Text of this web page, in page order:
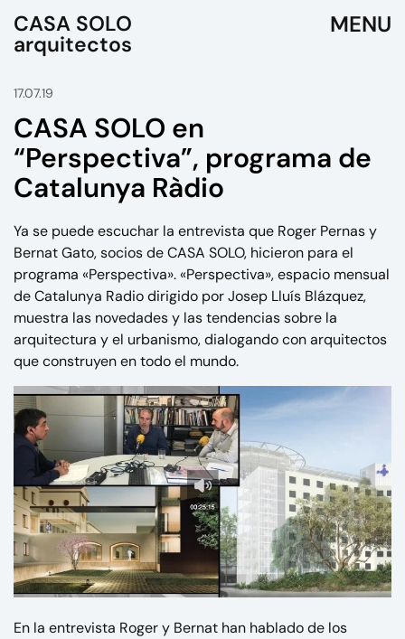
CASA SOLO
arquitectos
17.07.19
CASA SOLO en
“Perspectiva”, programa de
Catalunya Ràdio
Ya se puede escuchar la entrevista que Roger Pernas y
Bernat Gato, socios de CASA SOLO, hicieron para el
programa «Perspectiva». «Perspectiva», espacio mensual
de Catalunya Radio dirigido por Josep Lluís Blázquez,
muestra las novedades y las tendencias sobre la
arquitectura y el urbanismo, dialogando con arquitectos
que construyen en todo el mundo.
En la entrevista Roger y Bernat han hablado de los